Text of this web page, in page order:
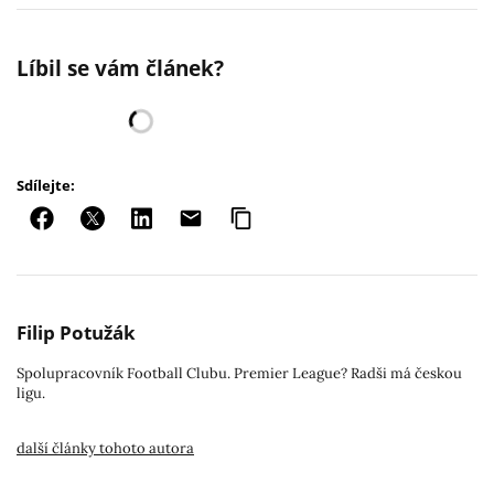
Líbil se vám článek?
Sdílejte:
Filip Potužák
Spolupracovník Football Clubu. Premier League? Radši má českou
ligu.
další články tohoto autora